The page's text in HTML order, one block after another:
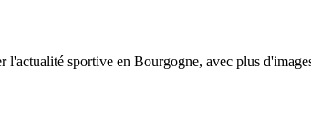
sportive en Bourgogne, avec plus